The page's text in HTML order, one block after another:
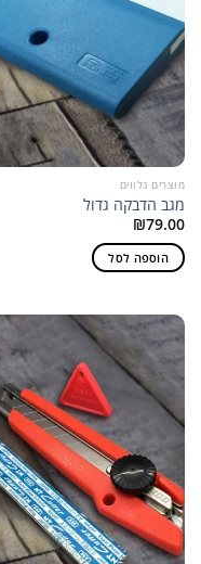
מוצרים נלווים
מגב הדבקה גדול
₪79.00
הוספה לסל